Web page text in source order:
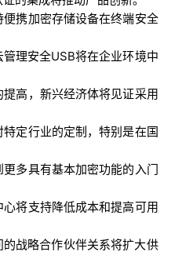
携加密存储设备在终端安全
理安全USB将在企业环境中
高，新兴经济体将见证采用
定行业的定制，特别是在国
多具有基本加密功能的入门
将支持降低成本和提高可用
战略合作伙伴关系将扩大供